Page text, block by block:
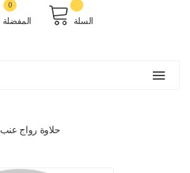
المفضلة
0
السلة
حلاوة رواج عنب 1*12*30